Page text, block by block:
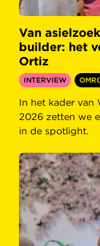
Van
builder: het
Ortiz
INTERVIEW
In het kader van
2026 zetten we
in de spotlight.